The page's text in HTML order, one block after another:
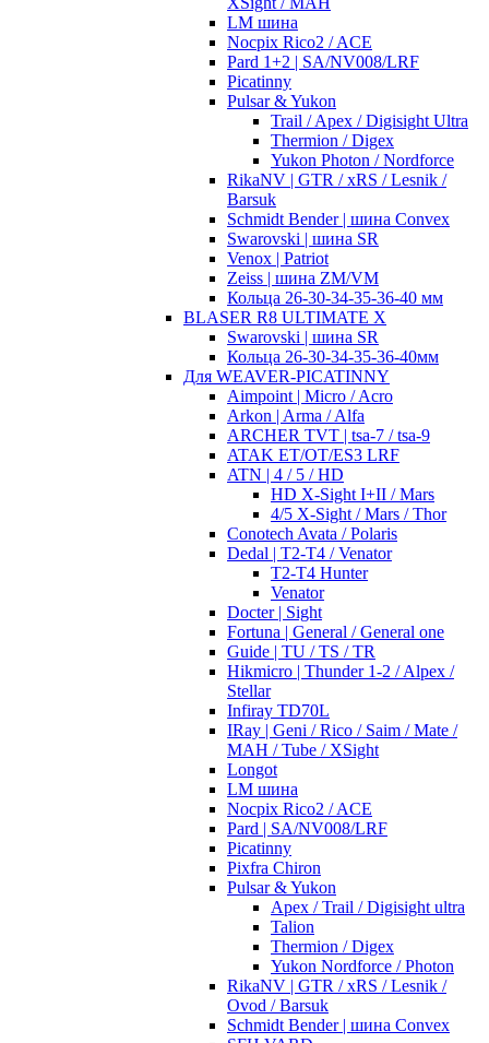
LM шина
Nocpix Rico2 / ACE
Pard 1+2 | SA/NV008/LRF
Picatinny
Pulsar & Yukon
Trail / Apex / Digisight Ultra
Thermion / Digex
Yukon Photon / Nordforce
RikaNV | GTR / xRS / Lesnik /
Barsuk
Schmidt Bender | шина Convex
Swarovski | шина SR
Venox | Patriot
Zeiss | шина ZM/VM
Кольца 26-30-34-35-36-40 мм
BLASER R8 ULTIMATE X
Swarovski | шина SR
Кольца 26-30-34-35-36-40мм
Для WEAVER-PICATINNY
Aimpoint | Micro / Acro
Arkon | Arma / Alfa
ARCHER TVT | tsa-7 / tsa-9
ATAK ET/OT/ES3 LRF
ATN | 4 / 5 / HD
HD X-Sight I+II / Mars
4/5 X-Sight / Mars / Thor
Conotech Avata / Polaris
Dedal | T2-T4 / Venator
T2-T4 Hunter
Venator
Docter | Sight
Fortuna | General / General one
Guide | TU / TS / TR
Hikmicro | Thunder 1-2 / Alpex /
Stellar
Infiray TD70L
IRay | Geni / Rico / Saim / Mate /
MAH / Tube / XSight
Longot
LM шина
Nocpix Rico2 / ACE
Pard | SA/NV008/LRF
Picatinny
Pixfra Chiron
Pulsar & Yukon
Apex / Trail / Digisight ultra
Talion
Thermion / Digex
Yukon Nordforce / Photon
RikaNV | GTR / xRS / Lesnik /
Ovod / Barsuk
Schmidt Bender | шина Convex